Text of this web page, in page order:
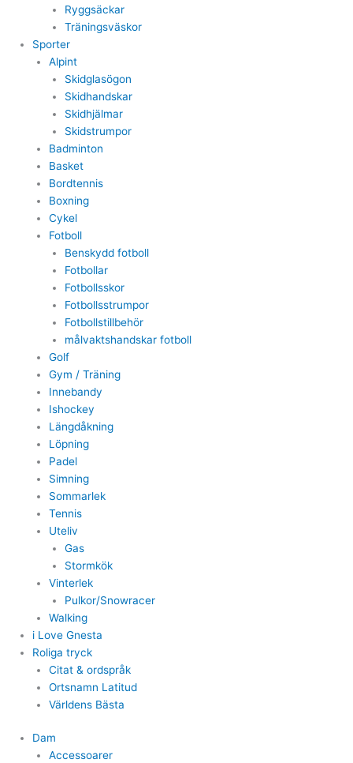
Ryggsäckar
Träningsväskor
Sporter
Alpint
Skidglasögon
Skidhandskar
Skidhjälmar
Skidstrumpor
Badminton
Basket
Bordtennis
Boxning
Cykel
Fotboll
Benskydd fotboll
Fotbollar
Fotbollsskor
Fotbollsstrumpor
Fotbollstillbehör
målvaktshandskar fotboll
Golf
Gym / Träning
Innebandy
Ishockey
Längdåkning
Löpning
Padel
Simning
Sommarlek
Tennis
Uteliv
Gas
Stormkök
Vinterlek
Pulkor/Snowracer
Walking
i Love Gnesta
Roliga tryck
Citat & ordspråk
Ortsnamn Latitud
Världens Bästa
Dam
Accessoarer